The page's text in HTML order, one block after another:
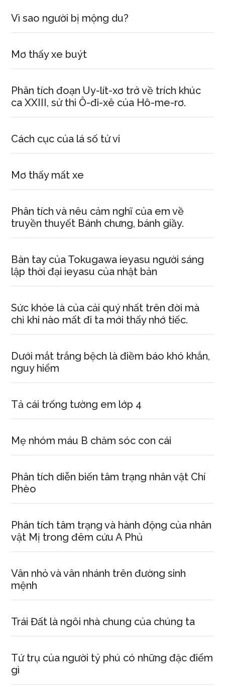
Vì sao người bị mộng du?
Mơ thấy xe buýt
Phân tích đoạn Uy-lít-xơ trở về trích khúc
ca XXIII, sử thi Ô-đi-xê của Hô-me-rơ.
Cách cục của lá số tử vi
Mơ thấy mất xe
Phân tích và nêu cảm nghĩ của em về
truyền thuyết Bánh chưng, bánh giầy.
Bàn tay của Tokugawa ieyasu người sáng
lập thời đại ieyasu của nhật bản
Sức khỏe là của cải quý nhất trên đời mà
chỉ khi nào mất đi ta mới thấy nhớ tiếc.
Dưới mắt trắng bệch là điềm báo khó khắn,
nguy hiểm
Tả cái trống tường em lớp 4
Mẹ nhóm máu B chăm sóc con cái
Phân tích diễn biến tâm trạng nhân vật Chí
Phèo
Phân tích tâm trạng và hành động của nhân
vật Mị trong đêm cứu A Phủ
Vân nhỏ và vân nhánh trên đường sinh
mệnh
Trái Đất là ngôi nhà chung của chúng ta
Tứ trụ của người tỷ phú có những đặc điểm
gì